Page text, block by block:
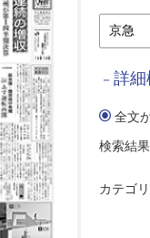
－ 詳
全文
検索結
カテゴリ